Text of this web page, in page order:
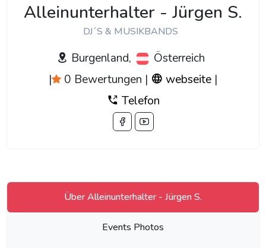
Alleinunterhalter - Jürgen S.
DJ´S & MUSIKBANDS
Burgenland,
Österreich
|
0 Bewertungen | webseite |
Telefon
Über Alleinunterhalter - Jürgen S.
Events Photos